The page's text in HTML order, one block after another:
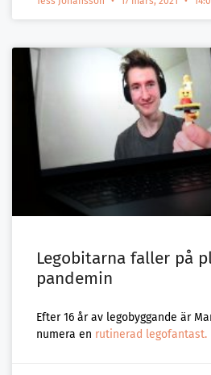
Legobitarna faller på
pandemin
Efter 16 år av legobyggande är
numera en rutinerad legofantast.